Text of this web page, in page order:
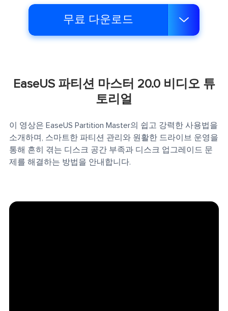
무료 다운로드 
EaseUS 파티션 마스터 20.0 비디오 튜
토리얼
이 영상은 EaseUS Partition Master의 쉽고 강력한 사용법을
소개하며, 스마트한 파티션 관리와 원활한 드라이브 운영을
통해 흔히 겪는 디스크 공간 부족과 디스크 업그레이드 문
제를 해결하는 방법을 안내합니다.